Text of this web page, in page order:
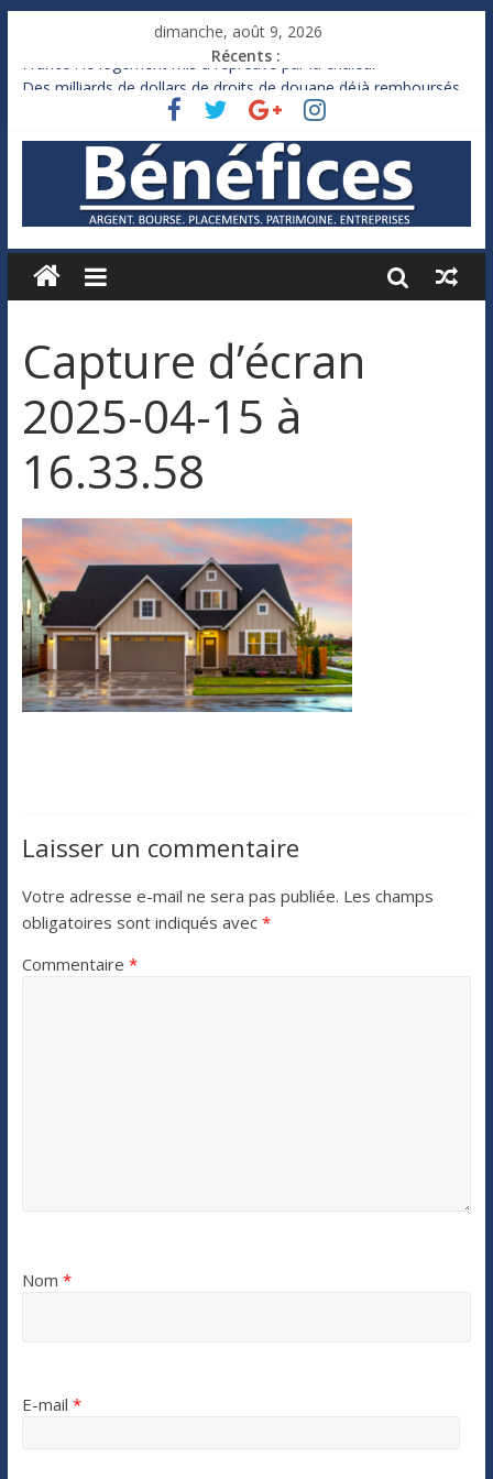
dimanche, août 9, 2026
Récents :
France : le logement mis à l’épreuve par la chaleur
Des milliards de dollars de droits de douane déjà remboursés
Royaume-Uni : Andy Burnham recule sur l’impôt
Xavier Niel, le milliardaire qui ne touche presque rien
Ruée des fortunes russes vers l’étranger
Capture d’écran
2025-04-15 à
16.33.58
Laisser un commentaire
Votre adresse e-mail ne sera pas publiée. Les champs
obligatoires sont indiqués avec *
Commentaire *
Nom *
E-mail *